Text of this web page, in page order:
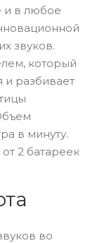
и в любое
звуков.
который
и разбивает
в минуту.
2 батареек
во